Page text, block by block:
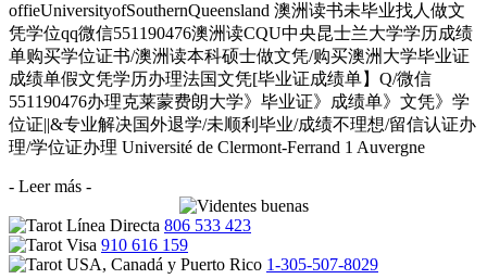
offieUniversityofSouthernQueensland 澳洲读书未毕业找人做文
凭学位qq微信551190476澳洲读CQU中央昆士兰大学学历成绩
单购买学位证书/澳洲读本科硕士做文凭/购买澳洲大学毕业证
成绩单假文凭学历办理法国文凭[毕业证成绩单】Q/微信
551190476办理克莱蒙费朗大学》毕业证》成绩单》文凭》学
位证||&专业解决国外退学/未顺利毕业/成绩不理想/留信认证办
理/学位证办理 Université de Clermont-Ferrand 1 Auvergne
- Leer más -
806 533 423
910 616 159
1-305-507-8029